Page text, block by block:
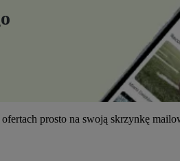
prosto na swoją skrzynkę